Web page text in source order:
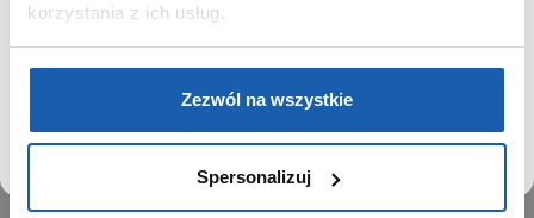
korzystania z ich usług.
Zezwól na wszystkie
Spersonalizuj
PRODUKTY
Kalkulatory
SIECI SPRZEDAŻY